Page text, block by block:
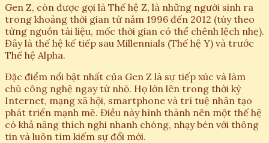
Gen Z, còn được gọi là Thế hệ Z, là những người sinh ra
trong khoảng thời gian từ năm 1996 đến 2012 (tùy theo
từng nguồn tài liệu, mốc thời gian có thể chênh lệch nhẹ).
Đây là thế hệ kế tiếp sau Millennials (Thế hệ Y) và trước
Thế hệ Alpha.
Đặc điểm nổi bật nhất của Gen Z là sự tiếp xúc và làm
chủ công nghệ ngay từ nhỏ. Họ lớn lên trong thời kỳ
Internet, mạng xã hội, smartphone và trí tuệ nhân tạo
phát triển mạnh mẽ. Điều này hình thành nên một thế hệ
có khả năng thích nghi nhanh chóng, nhạy bén với thông
tin và luôn tìm kiếm sự đổi mới.